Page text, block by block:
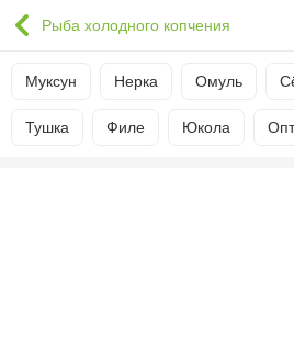
Рыба холодного копчения
Муксун Нерка Омуль
Тушка Филе Юкола